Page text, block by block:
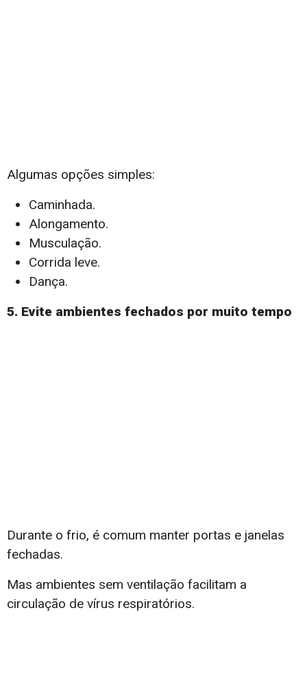
Algumas opções simples:
Caminhada.
Alongamento.
Musculação.
Corrida leve.
Dança.
5. Evite ambientes fechados por muito tempo
Durante o frio, é comum manter portas e janelas
fechadas.
Mas ambientes sem ventilação facilitam a
circulação de vírus respiratórios.